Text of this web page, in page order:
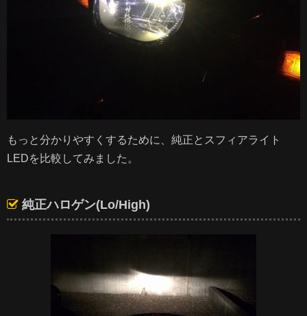
もっと分かりやすくするために、純正とスフィアライト
LEDを比較してみました。
純正ハロゲン(Lo/High)